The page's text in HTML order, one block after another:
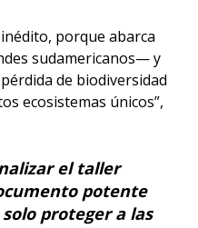
porque abarca
sudamericanos— y
de biodiversidad
ecosistemas únicos”,
el taller
potente
proteger a las